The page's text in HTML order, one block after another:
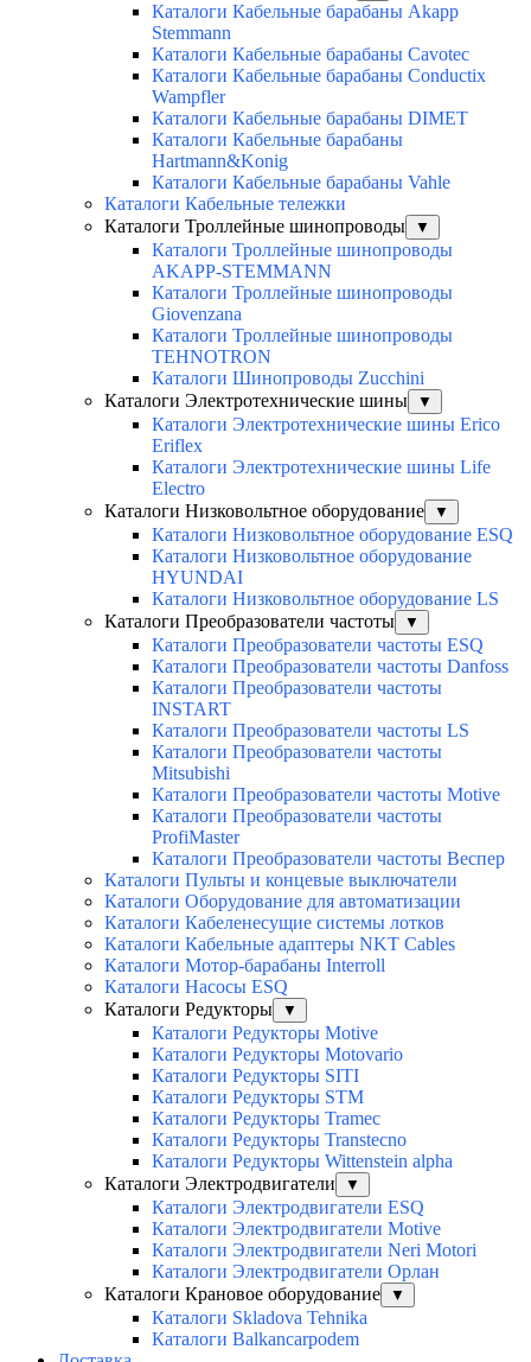
Каталоги Кабельные барабаны Akapp
Stemmann
Каталоги Кабельные барабаны Cavotec
Каталоги Кабельные барабаны Conductix
Wampfler
Каталоги Кабельные барабаны DIMET
Каталоги Кабельные барабаны
Hartmann&Konig
Каталоги Кабельные барабаны Vahle
Каталоги Кабельные тележки
Каталоги Троллейные шинопроводы
▼
Каталоги Троллейные шинопроводы
AKAPP-STEMMANN
Каталоги Троллейные шинопроводы
Giovenzana
Каталоги Троллейные шинопроводы
TEHNOTRON
Каталоги Шинопроводы Zucchini
Каталоги Электротехнические шины
▼
Каталоги Электротехнические шины Erico
Eriflex
Каталоги Электротехнические шины Life
Electro
Каталоги Низковольтное оборудование
▼
Каталоги Низковольтное оборудование ESQ
Каталоги Низковольтное оборудование
HYUNDAI
Каталоги Низковольтное оборудование LS
Каталоги Преобразователи частоты
▼
Каталоги Преобразователи частоты ESQ
Каталоги Преобразователи частоты Danfoss
Каталоги Преобразователи частоты
INSTART
Каталоги Преобразователи частоты LS
Каталоги Преобразователи частоты
Mitsubishi
Каталоги Преобразователи частоты Motive
Каталоги Преобразователи частоты
ProfiMaster
Каталоги Преобразователи частоты Веспер
Каталоги Пульты и концевые выключатели
Каталоги Оборудование для автоматизации
Каталоги Кабеленесущие системы лотков
Каталоги Кабельные адаптеры NKT Cables
Каталоги Мотор-барабаны Interroll
Каталоги Насосы ESQ
Каталоги Редукторы
▼
Каталоги Редукторы Motive
Каталоги Редукторы Motovario
Каталоги Редукторы SITI
Каталоги Редукторы STM
Каталоги Редукторы Tramec
Каталоги Редукторы Transtecno
Каталоги Редукторы Wittenstein alpha
Каталоги Электродвигатели
▼
Каталоги Электродвигатели ESQ
Каталоги Электродвигатели Motive
Каталоги Электродвигатели Neri Motori
Каталоги Электродвигатели Орлан
Каталоги Крановое оборудование
▼
Каталоги Skladova Tehnika
Каталоги Balkancarpodem